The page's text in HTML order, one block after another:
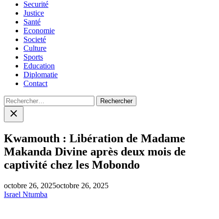
Securité
Justice
Santé
Economie
Societé
Culture
Sports
Education
Diplomatie
Contact
Rechercher :
Close
search
Kwamouth : Libération de Madame
Makanda Divine après deux mois de
captivité chez les Mobondo
octobre 26, 2025octobre 26, 2025
Israel Ntumba